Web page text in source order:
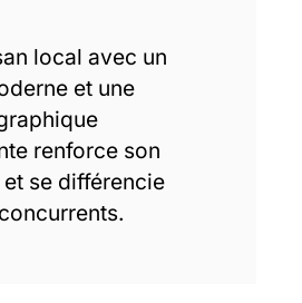
local avec un
et une
renforce son
et se différencie